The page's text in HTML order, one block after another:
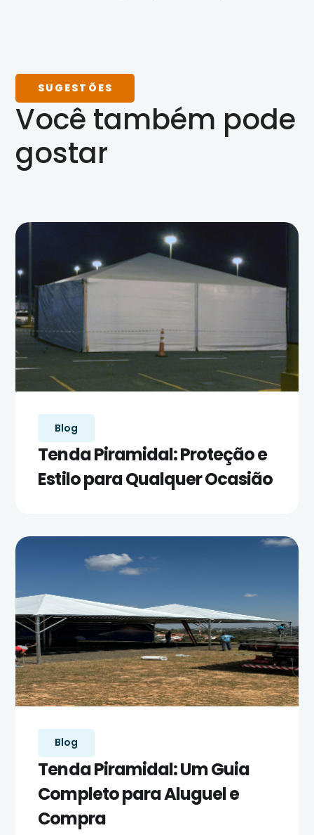
SUGESTÕES
Você também pode
gostar
Blog
Tenda Piramidal: Proteção e
Estilo para Qualquer Ocasião
Blog
Tenda Piramidal: Um Guia
Completo para Aluguel e
Compra